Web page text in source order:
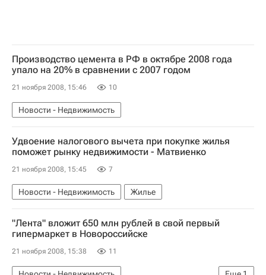
Производство цемента в РФ в октябре 2008 года
упало на 20% в сравнении с 2007 годом
21 ноября 2008, 15:46 10
Новости - Недвижимость
Удвоение налогового вычета при покупке жилья
поможет рынку недвижимости - Матвиенко
21 ноября 2008, 15:45 7
Новости - Недвижимость Жилье
"Лента" вложит 650 млн рублей в свой первый
гипермаркет в Новороссийске
21 ноября 2008, 15:38 11